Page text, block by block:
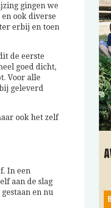
gingen we
ook diverse
erbij en toen
de eerste
goed dicht,
Voor alle
geleverd
ook het zelf
In een
aan de slag
en nu